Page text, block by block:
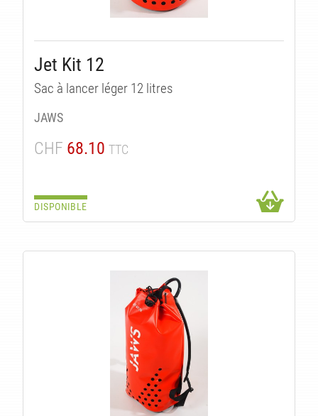
Jet Kit 12
Sac à lancer léger 12 litres
JAWS
CHF 68.10 TTC
DISPONIBLE